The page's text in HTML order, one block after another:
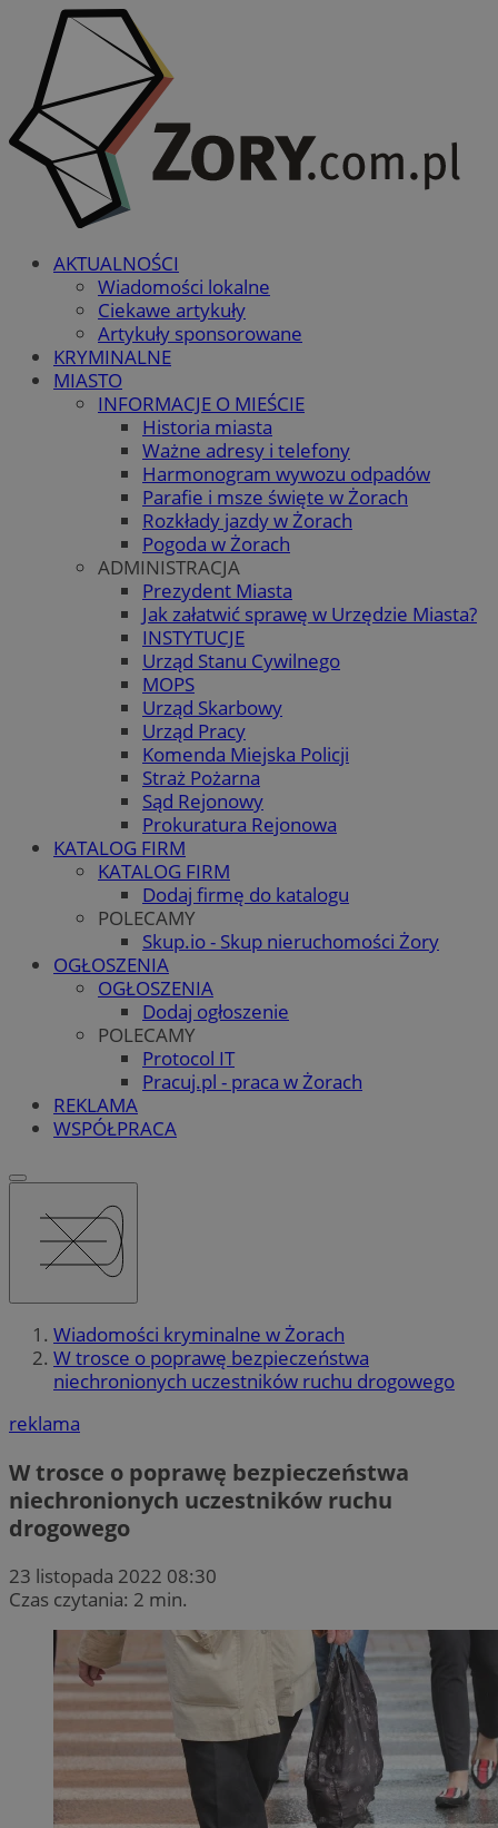
AKTUALNOŚCI
Wiadomości lokalne
Ciekawe artykuły
Artykuły sponsorowane
KRYMINALNE
MIASTO
INFORMACJE O MIEŚCIE
Historia miasta
Ważne adresy i telefony
Harmonogram wywozu odpadów
Parafie i msze święte w Żorach
Rozkłady jazdy w Żorach
Pogoda w Żorach
ADMINISTRACJA
Prezydent Miasta
Jak załatwić sprawę w Urzędzie Miasta?
INSTYTUCJE
Urząd Stanu Cywilnego
MOPS
Urząd Skarbowy
Urząd Pracy
Komenda Miejska Policji
Straż Pożarna
Sąd Rejonowy
Prokuratura Rejonowa
KATALOG FIRM
KATALOG FIRM
Dodaj firmę do katalogu
POLECAMY
Skup.io - Skup nieruchomości Żory
OGŁOSZENIA
OGŁOSZENIA
Dodaj ogłoszenie
POLECAMY
Protocol IT
Pracuj.pl - praca w Żorach
REKLAMA
WSPÓŁPRACA
Wiadomości kryminalne w Żorach
W trosce o poprawę bezpieczeństwa
niechronionych uczestników ruchu drogowego
reklama
W trosce o poprawę bezpieczeństwa
niechronionych uczestników ruchu
drogowego
23 listopada 2022 08:30
Czas czytania: 2 min.